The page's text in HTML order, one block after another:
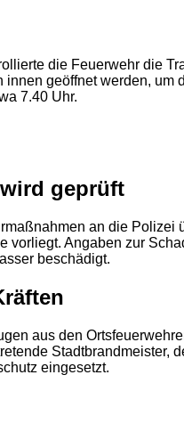
die Feuerwehr die
geöffnet werden,
7.40 Uhr.
geprüft
an die
vorliegt. Angaben zur
beschädigt.
aus den
eingesetzt.